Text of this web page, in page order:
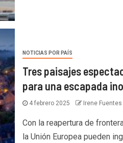
NOTICIAS POR PAÍS
Tres paisajes
para una escapada
4 febrero 2025 Irene Fuentes
Con la reapertura de
la Unión Europea pueden